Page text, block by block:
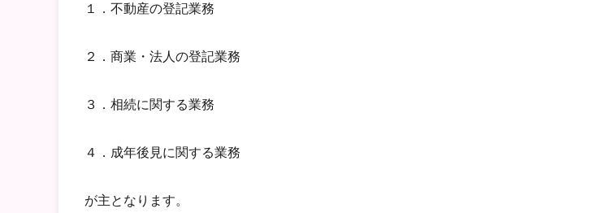
１．不動産の登記業務
２．商業・法人の登記業務
３．相続に関する業務
４．成年後見に関する業務
が主となります。